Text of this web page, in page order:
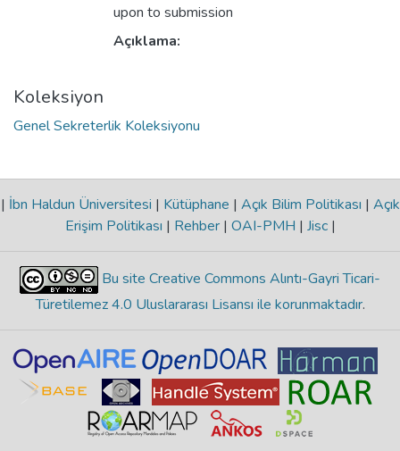
upon to submission
Açıklama:
Koleksiyon
Genel Sekreterlik Koleksiyonu
| İbn Haldun Üniversitesi | Kütüphane | Açık Bilim Politikası | Açık
Erişim Politikası | Rehber | OAI-PMH | Jisc |
Bu site Creative Commons Alıntı-Gayri Ticari-
Türetilemez 4.0 Uluslararası Lisansı ile korunmaktadır.